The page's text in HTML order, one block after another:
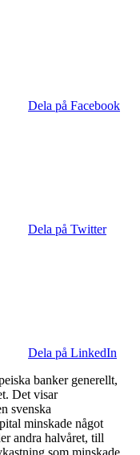
Dela på Facebook
Dela på Twitter
Dela på LinkedIn
banker generellt,
Det visar
svenska
minskade något
andra halvåret, till
som minskade